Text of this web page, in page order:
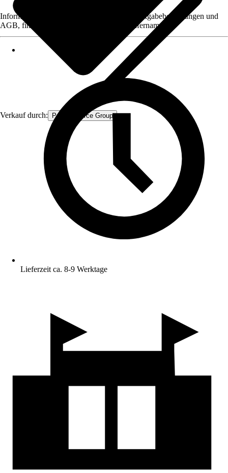
Verkauf durch: Procommerce Group
Informationen des Verkäufers, wie z. B. Rückgabebedingungen und
AGB, finden Sie bei Klick auf den Verkäufernamen.
Lieferzeit ca. 8-9 Werktage